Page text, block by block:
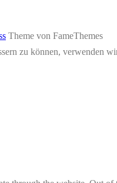
Theme von FameThemes
zu können,